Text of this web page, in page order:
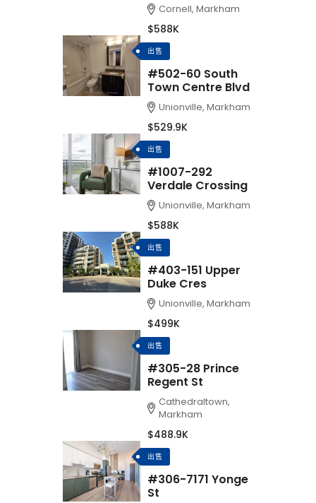
Cornell, Markham
$588K
出售
#502-60 South
Town Centre Blvd
Unionville, Markham
$529.9K
出售
#1007-292
Verdale Crossing
Unionville, Markham
$588K
出售
#403-151 Upper
Duke Cres
Unionville, Markham
$499K
出售
#305-28 Prince
Regent St
Cathedraltown,
Markham
$488.9K
出售
#306-7171 Yonge
St